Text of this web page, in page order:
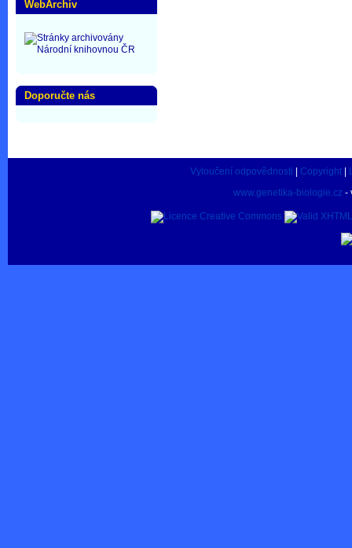
WebArchiv
Doporučte nás
Vyloučení odpovědnosti Copyright
www.genetika-biologie.cz -